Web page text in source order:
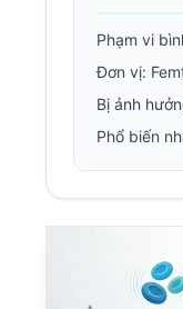
Phạm vi
Đơn vị:
Bị ảnh
Phổ biến